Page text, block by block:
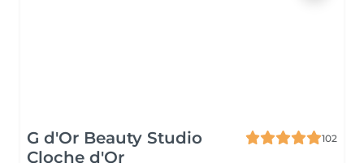
G d'Or Beauty Studio
Cloche d'Or
102